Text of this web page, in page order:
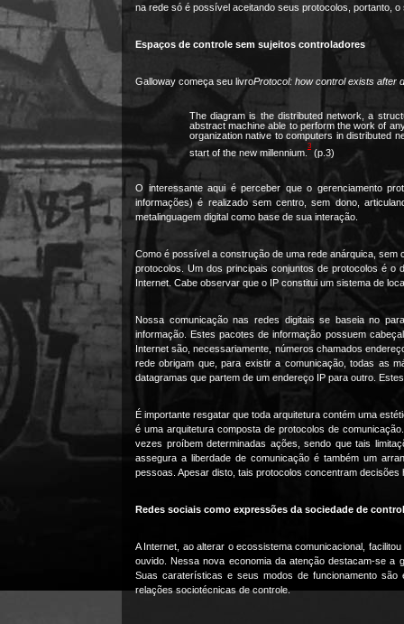
na rede só é possível aceitando seus protocolos, portanto, o
Espaços de controle sem sujeitos controladores
Galloway começa seu livroProtocol: how control exists after
The diagram is the distributed network, a
abstract machine able to perform the work of
organization native to computers in distributed
start of the new millennium.
3
(p.3)
O interessante aqui é perceber que o gerenciamento
informações) é realizado sem centro, sem dono,
metalinguagem digital como base de sua interação.
Como é possível a construção de uma rede anárquica,
protocolos. Um dos principais conjuntos de protocolos é o
Internet. Cabe observar que o IP constitui um sistema de
Nossa comunicação nas redes digitais se baseia no
informação. Estes pacotes de informação possuem
Internet são, necessariamente, números chamados
rede obrigam que, para existir a comunicação, todas as
datagramas que partem de um endereço IP para outro.
É importante resgatar que toda arquitetura contém uma
é uma arquitetura composta de protocolos de
vezes proíbem determinadas ações, sendo que tais
assegura a liberdade de comunicação é também um
pessoas. Apesar disto, tais protocolos concentram
Redes sociais como expressões da sociedade de
A Internet, ao alterar o ecossistema comunicacional,
ouvido. Nessa nova economia da atenção destacam-se a
Suas caraterísticas e seus modos de funcionamento
relações sociotécnicas de controle.